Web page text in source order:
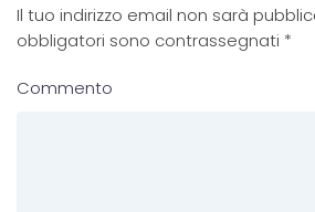
Il tuo indirizzo email non sarà
obbligatori sono contrassegnati *
Commento